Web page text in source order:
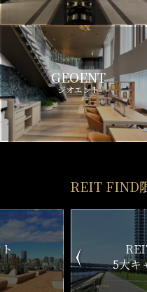
GEOENT
ジオエント
REIT FIND
ン
リ
更新